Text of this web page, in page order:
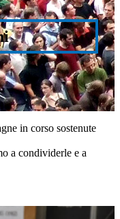
in corso sostenute
a condividerle e a